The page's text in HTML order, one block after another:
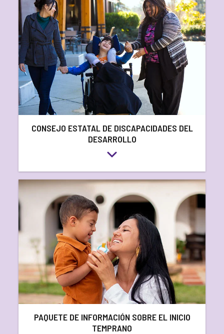
CONSEJO ESTATAL DE DISCAPACIDADES DEL
DESARROLLO
PAQUETE DE INFORMACIÓN SOBRE EL INICIO
TEMPRANO